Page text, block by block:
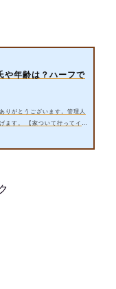
や年齢は？ハーフで
りがとうございます。管理人
ます。 【家ついて行ってイイ